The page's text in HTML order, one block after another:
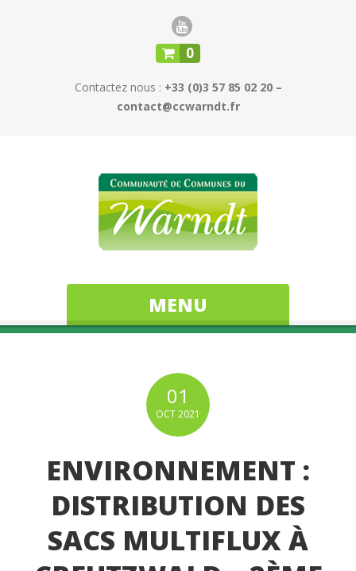
0
Contactez nous : +33 (0)3 57 85 02 20 –
contact@ccwarndt.fr
MENU
01
OCT2021
ENVIRONNEMENT :
DISTRIBUTION DES
SACS MULTIFLUX À